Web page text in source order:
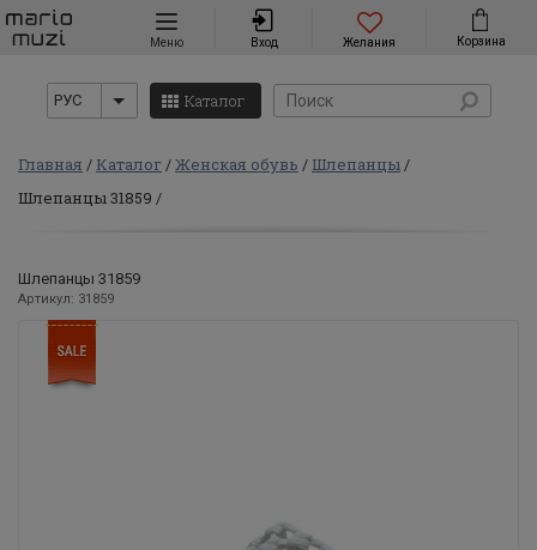
Навигация
Меню Вход Желания Корзина
РУС Каталог
Главная Каталог Женская обувь
Шлепанцы
Шлепанцы 31859
Шлепанцы 31859
Артикул: 31859